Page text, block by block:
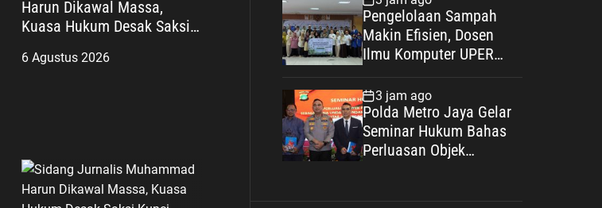
Harun Dikawal Massa,
Kuasa Hukum Desak Saksi
Dihadirkan
6 Agustus 2026
Keluarga Berkualitas
Pengelolaan Sampah
Makin Efisien, Dosen
Ilmu Komputer UPER
3 jam ago
Polda Metro Jaya Gelar
Seminar Hukum Bahas
Perluasan Objek